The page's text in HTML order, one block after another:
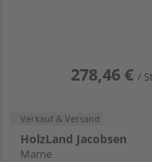
278,46 € /
Verkauf & Versand
HolzLand Jacobsen
Marne